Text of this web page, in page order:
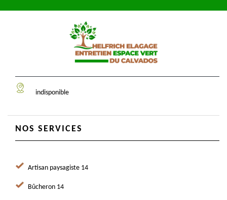
indisponible
NOS SERVICES
Artisan paysagiste 14
Bûcheron 14